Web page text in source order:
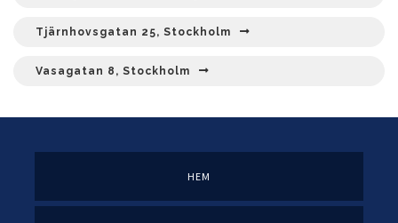
Tjärnhovsgatan 25, Stockholm
Vasagatan 8, Stockholm
HEM